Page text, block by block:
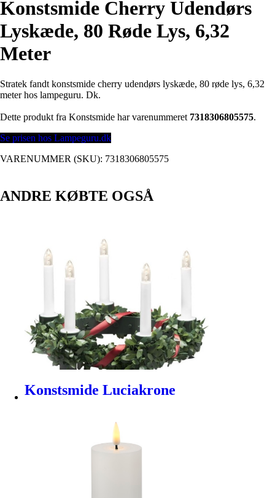
Konstsmide Cherry Udendørs
Lyskæde, 80 Røde Lys, 6,32
Meter
Stratek fandt konstsmide cherry udendørs lyskæde, 80 røde lys, 6,32
meter hos lampeguru. Dk.
Dette produkt fra Konstsmide har varenummeret 7318306805575.
Se prisen hos Lampeguru.dk
VARENUMMER (SKU): 7318306805575
ANDRE KØBTE OGSÅ
Konstsmide Luciakrone